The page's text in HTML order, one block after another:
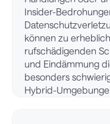
Insider-
können zu
rufschädigenden
und Eindämmung
besonders
Hybrid-